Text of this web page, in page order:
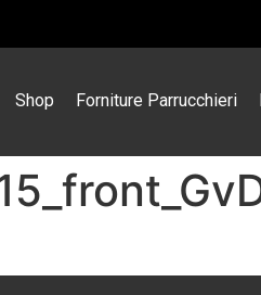
Shop Forniture Parrucchieri